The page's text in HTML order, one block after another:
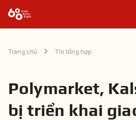
Trang chủ Tin tổng hợp
Polymarket,
bị triển khai